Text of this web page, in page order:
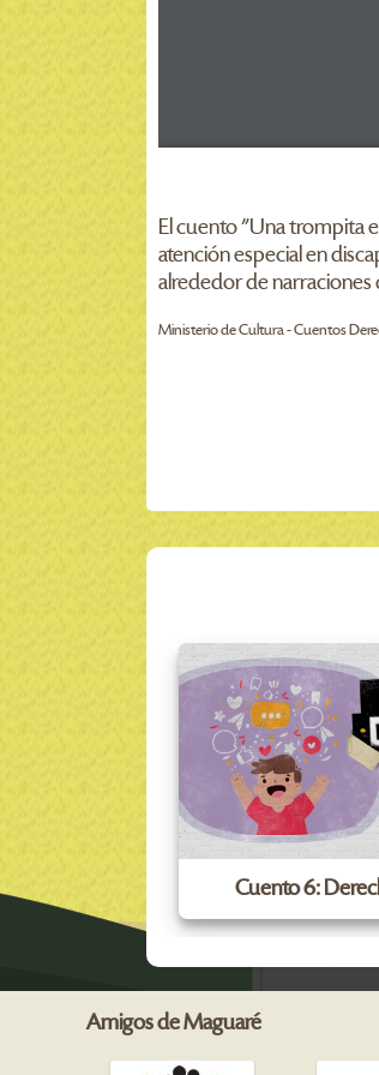
El cuento "Una trompita
atención especial en
alrededor de narraciones
Ministerio de Cultura - Cuentos
Cuento 6:
Amigos de Maguaré